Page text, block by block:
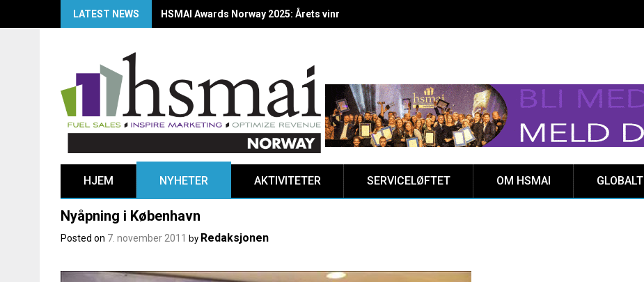
LATEST NEWS HSMAI Awards Norway 2025: Årets vinnere kåret på Clarion Hotel The HUB
HJEM NYHETER AKTIVITETER SERVICELØFTET OM HSMAI GLOBALT
Nyåpning i København
Posted on 7. november 2011 by Redaksjonen